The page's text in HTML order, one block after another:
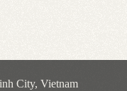
City, Vietnam